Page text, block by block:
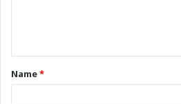
Name*